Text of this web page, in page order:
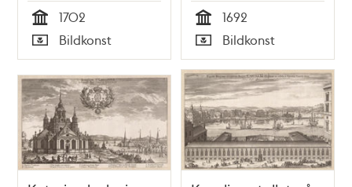
Tid
1702
Typ
Bildkonst Tid
1692
Typ
Bildkonst